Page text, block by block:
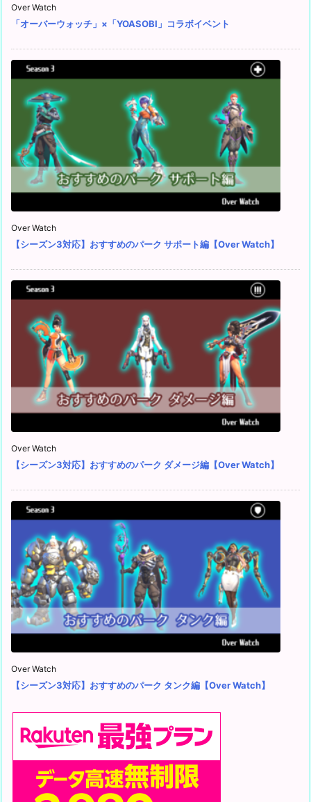
Over Watch
「オーバーウォッチ」×「YOASOBI」コラボイベント
Over Watch
【シーズン3対応】おすすめのパーク サポート編【Over Watch】
Over Watch
【シーズン3対応】おすすめのパーク ダメージ編【Over Watch】
Over Watch
【シーズン3対応】おすすめのパーク タンク編【Over Watch】